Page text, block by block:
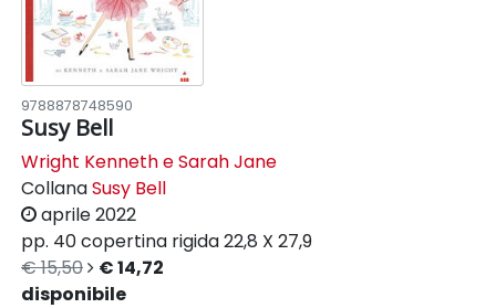
9788878748590
Susy Bell
Wright Kenneth e Sarah Jane
CollanaSusy Bell
aprile 2022
pp. 40copertina rigida22,8 X 27,9
€ 15,50
€ 14,72
disponibile